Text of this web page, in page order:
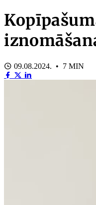
09.08.2024. • 7 MIN